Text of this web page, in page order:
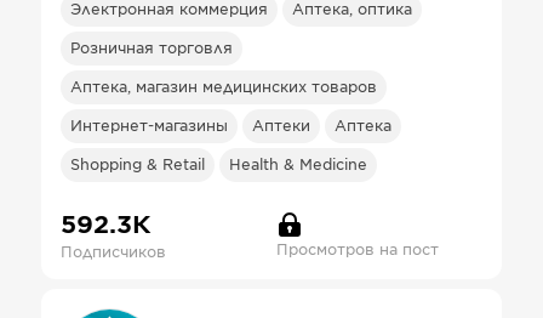
Электронная коммерция Аптека, оптика
Розничная торговля
Аптека, магазин медицинских товаров
Интернет-магазины Аптеки Аптека
Shopping & Retail Health & Medicine
592.3К
Подписчиков Просмотров на пост